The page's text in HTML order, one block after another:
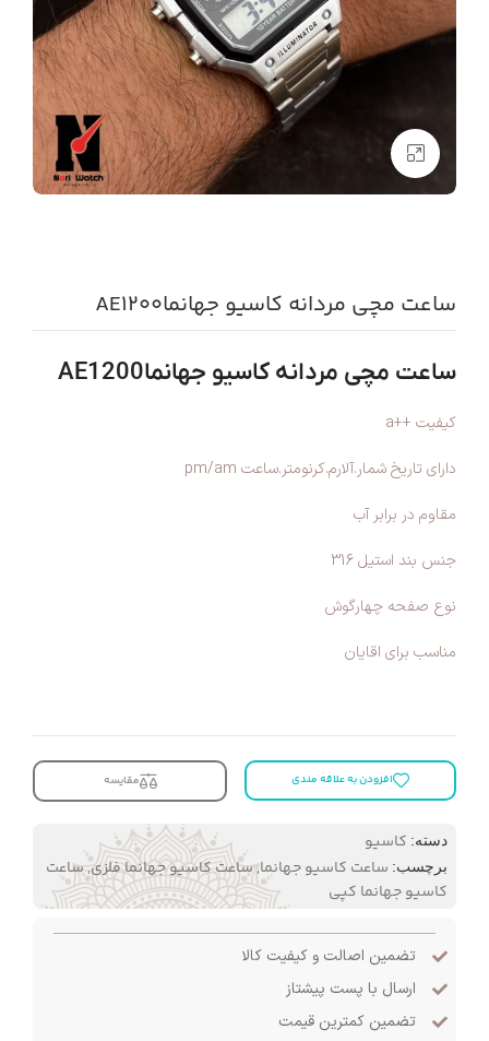
بزرگنمایی تصویر
ساعت مچی مردانه کاسیو جهانماAE1200
ساعت مچی مردانه کاسیو جهانماAE1200
کیفیت ++a
دارای تاریخ شمار.آلارم.کرنومتر.ساعت pm/am
مقاوم در برابر آب
جنس بند استیل 316
نوع صفحه چهارگوش
مناسب برای اقایان
افزودن به علاقه مندی مقایسه
دسته: کاسیو
برچسب: ساعت کاسیو جهانما,ساعت کاسیو جهانما فلزی,ساعت
کاسیو جهانما کپی
تضمین اصالت و کیفیت کالا
ارسال با پست پیشتاز
تضمین کمترین قیمت